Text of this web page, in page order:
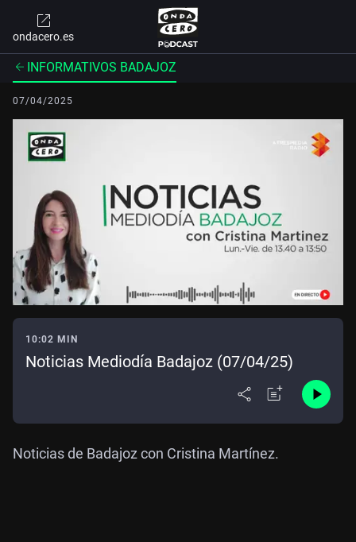
ondacero.es
INFORMATIVOS BADAJOZ
07/04/2025
10:02 MIN
Noticias Mediodía Badajoz (07/04/25)
Noticias de Badajoz con Cristina Martínez.